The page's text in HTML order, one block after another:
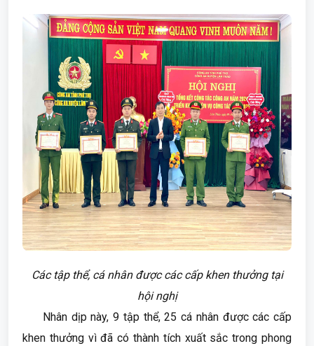
Các tập thể, cá nhân được các cấp khen thưởng tại
hội nghị
Nhân dịp này, 9 tập thể, 25 cá nhân được các cấp
khen thưởng vì đã có thành tích xuất sắc trong phong